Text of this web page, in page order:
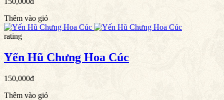
Thêm vào giỏ
rating
Yến Hũ Chưng Hoa Cúc
150,000đ
Thêm vào giỏ